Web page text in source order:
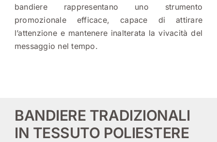
bandiere rappresentano uno strumento
promozionale efficace, capace di attirare
l’attenzione e mantenere inalterata la vivacità del
messaggio nel tempo.
BANDIERE TRADIZIONALI
IN TESSUTO POLIESTERE